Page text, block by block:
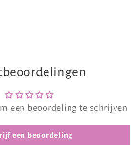
een beoordeling te schrijven
een beoordeling